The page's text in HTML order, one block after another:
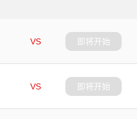
VS
即将开始
VS
即将开始